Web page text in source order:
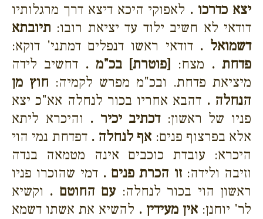
יצא כדרכו . לאפוקי היכא דיצא דרך מרגלותיו
דודאי לא חשיב ילוד עד יציאת רובו: תיובתא
דשמואל . דודאי ראשו דנפלים דמתני' דוקא:
פדחת . מצח: [פוטרת] בכ"מ . דחשיב לידה
מיציאת פדחת. ובכ"מ מפרש לקמיה: חוץ מן
הנחלה . דהבא אחריו בכור לנחלה אא"כ יצא
פניו של ראשון:דכתיב יכיר . והיכרא ליתא
אלא בפרצוף פנים: אף לנחלה . דפדחת נמי הוי
היכרא: עובדת כוכבים אינה מטמאה בנדה
וזיבה ולידה:זו הכרת פנים . דמי שהוכרו פניו
ראשון הוי בכור לנחלה: עם החוטם . וקשיא
לר' יוחנן: אין מעידין . להשיא את אשתו דשמא